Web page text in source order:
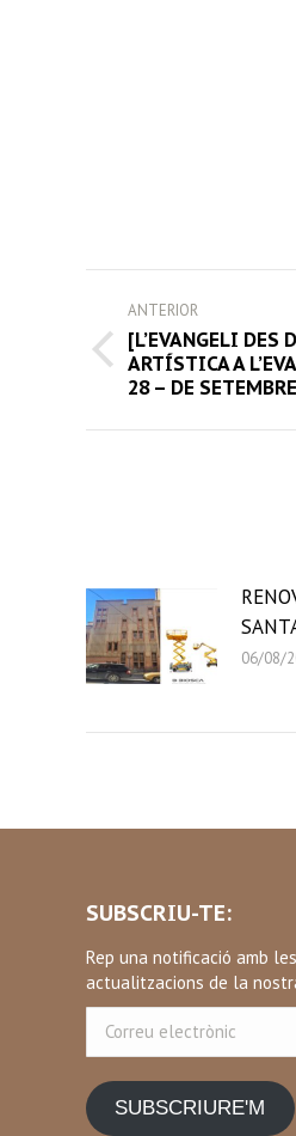
POST
ANTERIOR
Previous
post:
[L’EVANGELI DES
ARTÍSTICA A
28 – DE
06/08/
SUBSCRIU-TE:
Rep una notificació amb
actualitzacions de la
electrònic
SUBSCRIURE'M